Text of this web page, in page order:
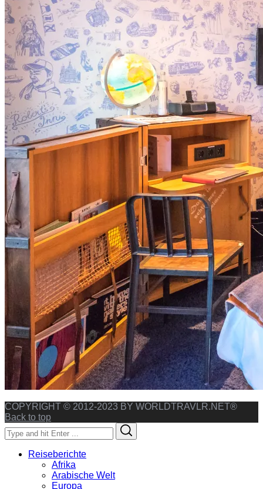
COPYRIGHT © 2012-2023 BY WORLDTRAVLR.NET®
Back to top
Search
for:
Reiseberichte
Afrika
Arabische Welt
Europa